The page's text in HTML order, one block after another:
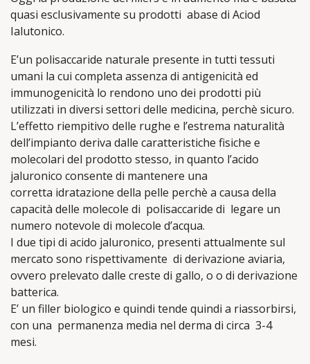
quasi esclusivamente su prodotti abase di Aciod
Ialutonico.
E’un polisaccaride naturale presente in tutti tessuti
umani la cui completa assenza di antigenicità ed
immunogenicità lo rendono uno dei prodotti più
utilizzati in diversi settori delle medicina, perchè sicuro.
L’effetto riempitivo delle rughe e l’estrema naturalità
dell’impianto deriva dalle caratteristiche fisiche e
molecolari del prodotto stesso, in quanto l’acido
jaluronico consente di mantenere una
corretta idratazione della pelle perchè a causa della
capacità delle molecole di polisaccaride di legare un
numero notevole di molecole d’acqua.
I due tipi di acido jaluronico, presenti attualmente sul
mercato sono rispettivamente di derivazione aviaria,
ovvero prelevato dalle creste di gallo, o o di derivazione
batterica.
E’ un filler biologico e quindi tende quindi a riassorbirsi,
con una permanenza media nel derma di circa 3-4
mesi.